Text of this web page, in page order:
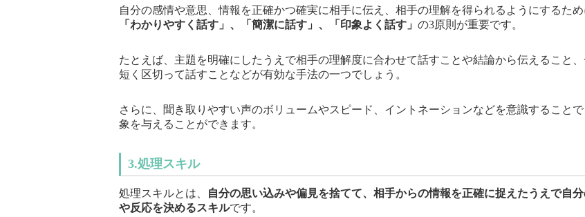
自分の感情や意思、情報を正確かつ確実に相手に伝え、相手の理解を得られるようにするため
「わかりやすく話す」、「簡潔に話す」、「印象よく話す」 の3原則が重要です。
たとえば、主題を明確にしたうえで相手の理解度に合わせて話すことや結論から伝えること
短く区切って話すことなどが有効な手法の一つでしょう。
さらに、聞き取りやすい声のボリュームやスピード、イントネーションなどを意識すること
象を与えることができます。
3.処理スキル
処理スキルとは、
自分の思い込みや偏見を捨てて、相手からの情報を正確に捉えたうえで自
や反応を決めるスキルです。